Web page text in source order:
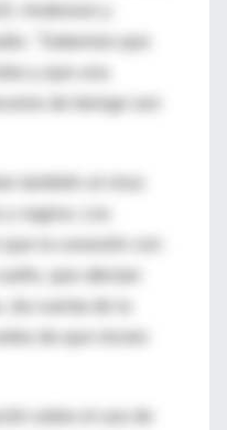
Anderson y
de faringe son
también al virus
vagina. Los
la conexión con
da cuenta de la